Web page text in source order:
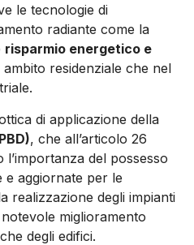
le tecnologie di
radiante come la
risparmio energetico e
ambito residenziale che nel
di applicazione della
, che all’articolo 26
del possesso
e aggiornate per le
realizzazione degli impianti
miglioramento
degli edifici.